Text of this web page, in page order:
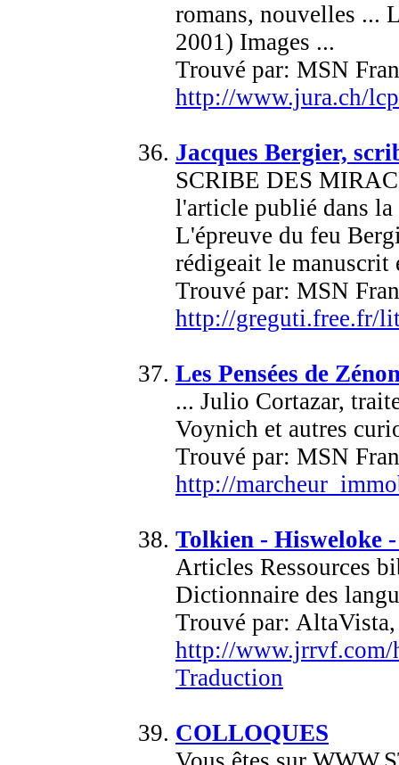
romans, nouvelles ...
2001) Images ...
Trouvé par: MSN
http://www.jura.ch/
Jacques Bergier,
SCRIBE DES
l'article publié dans la
L'épreuve du feu
rédigeait le manuscrit
Trouvé par: MSN
http://greguti.free.fr/
Les Pensées de
... Julio Cortazar,
Voynich et autres
Trouvé par: MSN
http://
Tolkien - Hisweloke
Articles Ressources
Dictionnaire des
Trouvé par:
http://www.jrrvf.com/
Traduction
COLLOQUES